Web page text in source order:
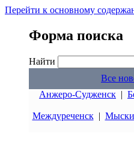
Перейти к основному
Форма поиска
Найти
Все
Анжеро-Судженск |
Междуреченск| Мыски